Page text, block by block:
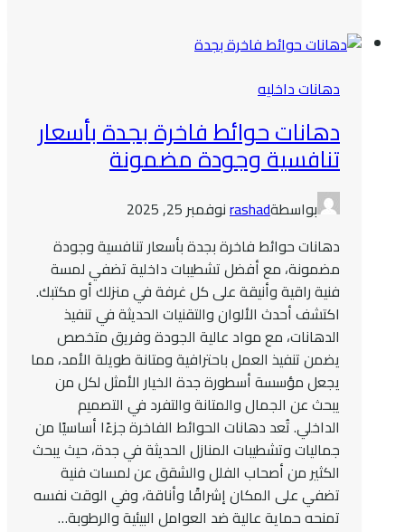
دهانات داخليه
دهانات حوائط فاخرة بجدة بأسعار
تنافسية وجودة مضمونة
بواسطةrashadنوفمبر 25, 2025
دهانات حوائط فاخرة بجدة بأسعار تنافسية وجودة
مضمونة، مع أفضل تشطيبات داخلية تضفي لمسة
فنية راقية وأنيقة على كل غرفة في منزلك أو مكتبك.
اكتشف أحدث الألوان والتقنيات الحديثة في تنفيذ
الدهانات، مع مواد عالية الجودة وفريق متخصص
يضمن تنفيذ العمل باحترافية ومتانة طويلة الأمد، مما
يجعل مؤسسة أسطورة جدة الخيار الأمثل لكل من
يبحث عن الجمال والمتانة والتفرد في التصميم
الداخلي. تُعد دهانات الحوائط الفاخرة جزءًا أساسيًا من
جماليات وتشطيبات المنازل الحديثة في جدة، حيث يبحث
الكثير من أصحاب الفلل والشقق عن لمسات فنية
تضفي على المكان إشراقًا وأناقة، وفي الوقت نفسه
تمنحه حماية عالية ضد العوامل البيئية والرطوبة…